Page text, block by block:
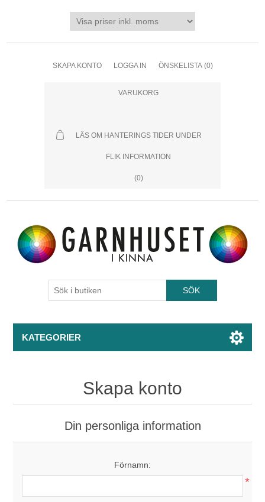
SKAPA KONTO LOGGA IN ÖNSKELISTA (0)
VARUKORG
LÄS OM HANTERINGS TIDER UNDER
FLIK INFORMATION
(0)
KATEGORIER
Skapa konto
Din personliga information
Förnamn:
*